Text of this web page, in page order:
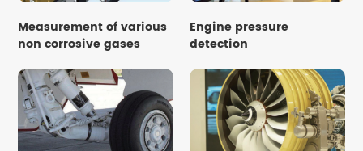
Measurement of various
non corrosive gases
Engine pressure
detection